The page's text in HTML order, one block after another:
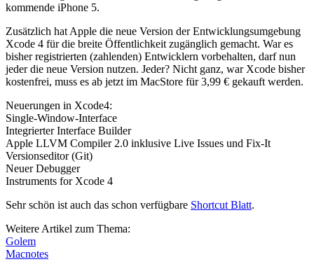
kommende iPhone 5.
Zusätzlich hat Apple die neue Version der Entwicklungsumgebung
Xcode 4 für die breite Öffentlichkeit zugänglich gemacht. War es
bisher registrierten (zahlenden) Entwicklern vorbehalten, darf nun
jeder die neue Version nutzen. Jeder? Nicht ganz, war Xcode bisher
kostenfrei, muss es ab jetzt im MacStore für 3,99 € gekauft werden.
Neuerungen in Xcode4:
Single-Window-Interface
Integrierter Interface Builder
Apple LLVM Compiler 2.0 inklusive Live Issues und Fix-It
Versionseditor (Git)
Neuer Debugger
Instruments for Xcode 4
Sehr schön ist auch das schon verfügbare Shortcut Blatt.
Weitere Artikel zum Thema:
Golem
Macnotes